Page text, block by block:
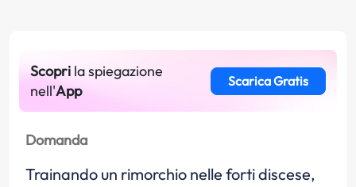
Scopri la spiegazione
nell'App
Scarica Gratis
Domanda
Trainando un rimorchio nelle forti discese,